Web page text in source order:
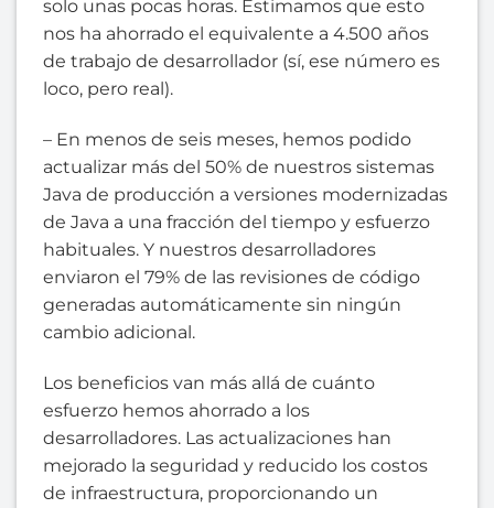
solo unas pocas horas. Estimamos que esto
nos ha ahorrado el equivalente a 4.500 años
de trabajo de desarrollador (sí, ese número es
loco, pero real).
– En menos de seis meses, hemos podido
actualizar más del 50% de nuestros sistemas
Java de producción a versiones modernizadas
de Java a una fracción del tiempo y esfuerzo
habituales. Y nuestros desarrolladores
enviaron el 79% de las revisiones de código
generadas automáticamente sin ningún
cambio adicional.
Los beneficios van más allá de cuánto
esfuerzo hemos ahorrado a los
desarrolladores. Las actualizaciones han
mejorado la seguridad y reducido los costos
de infraestructura, proporcionando un